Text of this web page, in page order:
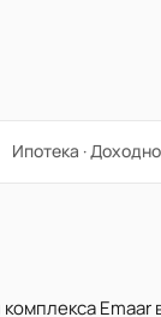
Ипотека ·